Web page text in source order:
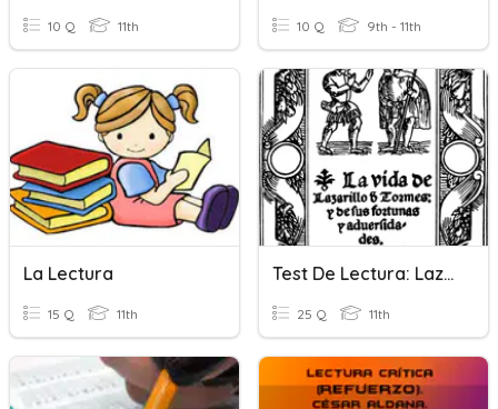
10 Q 11th 10 Q 9th - 11th
La Lectura
15 Q 11th
Test De Lectura: Lazarillo De Tormes
25 Q 11th